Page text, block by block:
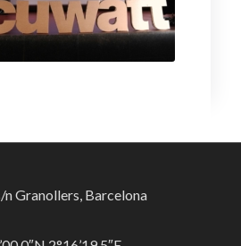
n Granollers, Barcelona